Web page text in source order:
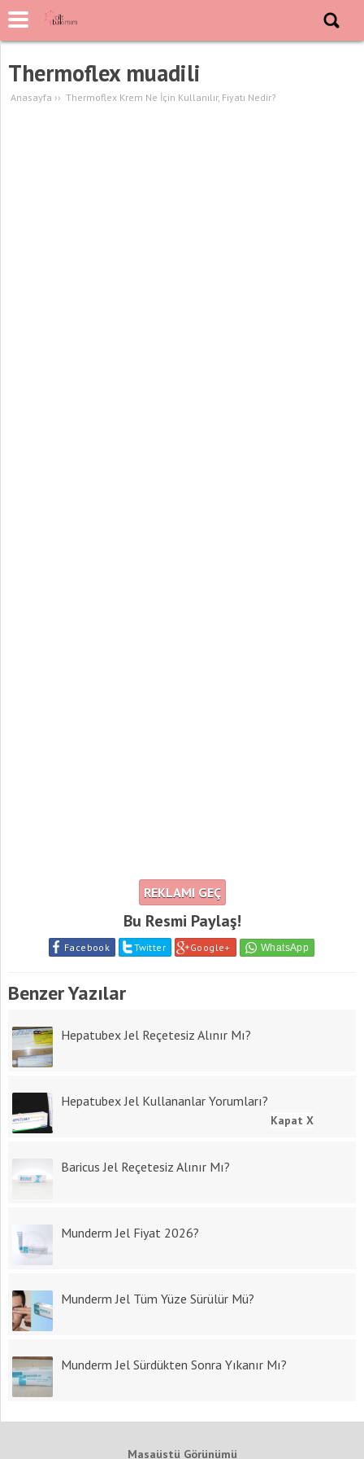
Thermoflex muadili
Anasayfa ›› Thermoflex Krem Ne İçin Kullanılır, Fiyatı Nedir?
REKLAMI GEÇ
Bu Resmi Paylaş!
Facebook Twitter Google+
Benzer Yazılar
Hepatubex Jel Reçetesiz Alınır Mı?
Hepatubex Jel Kullananlar Yorumları?
Baricus Jel Reçetesiz Alınır Mı?
Munderm Jel Fiyat 2026?
Munderm Jel Tüm Yüze Sürülür Mü?
Munderm Jel Sürdükten Sonra Yıkanır Mı?
Masaüstü Görünümü
Kapat X